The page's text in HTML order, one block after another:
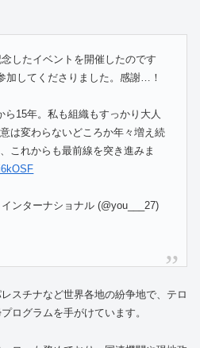
したイベントを開催したのです
加してくださりました。感謝…！
ら15年。私も組織もすっかり大人
は変わらないどころか年々増え続
これからも最前線を突き進みま
ンターナショナル (@you___27)
スチナなど世界各地の紛争地で、テロ
ログラムを手がけています。